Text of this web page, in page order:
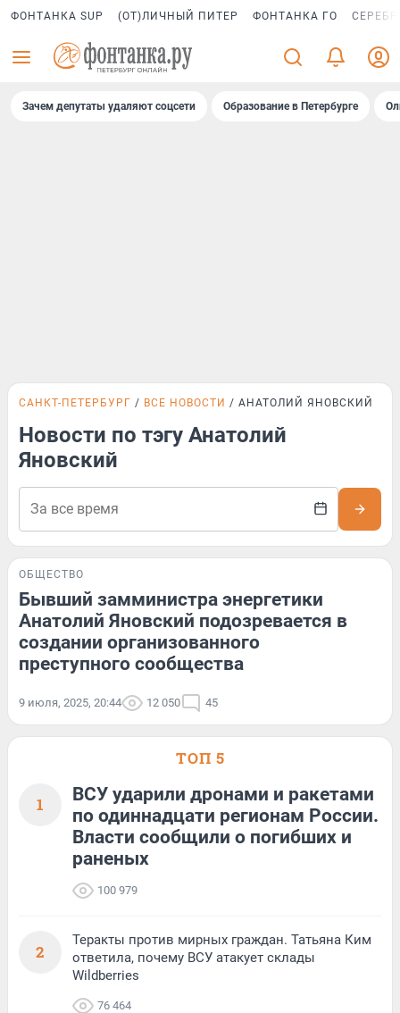
ФОНТАНКА SUP (ОТ)ЛИЧНЫЙ ПИТЕР ФОНТАНКА ГО
Зачем депутаты удаляют соцсети Образование в Петербурге
САНКТ-ПЕТЕРБУРГ ВСЕ НОВОСТИ АНАТОЛИЙ ЯНОВСКИЙ
Новости по тэгу Анатолий
Яновский
ОБЩЕСТВО
Бывший замминистра энергетики
Анатолий Яновский подозревается в
создании организованного
преступного сообщества
9 июля, 2025, 20:44 12 050 45
ТОП 5
1
ВСУ ударили дронами и ракетами
по одиннадцати регионам России.
Власти сообщили о погибших и
раненых
100 979
2
Теракты против мирных граждан. Татьяна Ким
ответила, почему ВСУ атакует склады
Wildberries
76 464